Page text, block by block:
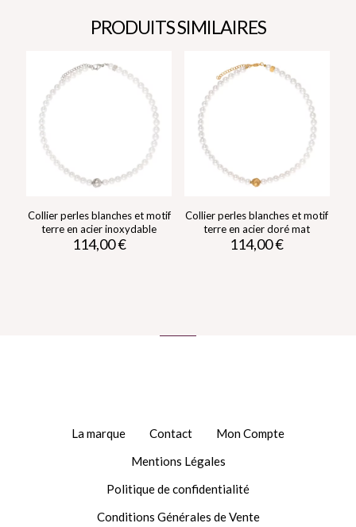
PRODUITS SIMILAIRES
Collier perles blanches et motif
terre en acier inoxydable
114,00€
Collier perles blanches et motif
terre en acier doré mat
114,00€
La marque Contact
Mon Compte
Mentions Légales
Politique de confidentialité
Conditions Générales de Vente